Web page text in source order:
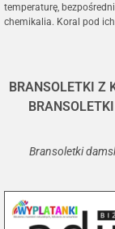
temperaturę,
chemikalia. Koral pod
BRANSOLETKI Z
Bransoletki